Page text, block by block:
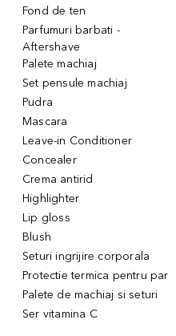
Fond de ten
Parfumuri barbati -
Aftershave
Palete machiaj
Set pensule machiaj
Pudra
Mascara
Leave-in Conditioner
Concealer
Crema antirid
Highlighter
Lip gloss
Blush
Seturi ingrijire corporala
Protectie termica pentru par
Palete de machiaj si seturi
Ser vitamina C